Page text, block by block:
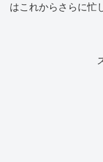
はこれからさらに忙